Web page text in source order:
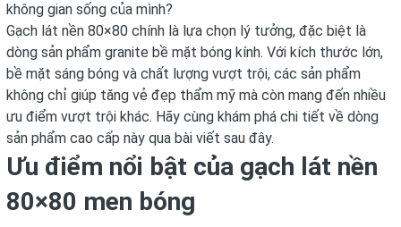
không gian sống của mình?
Gạch lát nền 80×80 chính là lựa chọn lý tưởng, đặc biệt là
dòng sản phẩm granite bề mặt bóng kính. Với kích thước lớn,
bề mặt sáng bóng và chất lượng vượt trội, các sản phẩm
không chỉ giúp tăng vẻ đẹp thẩm mỹ mà còn mang đến nhiều
ưu điểm vượt trội khác. Hãy cùng khám phá chi tiết về dòng
sản phẩm cao cấp này qua bài viết sau đây.
Ưu điểm nổi bật của gạch lát nền
80×80 men bóng